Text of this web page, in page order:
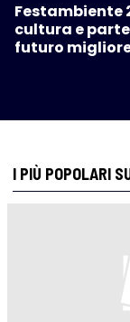
Festambiente
cultura e
futuro
I PIÙ POPOLARI